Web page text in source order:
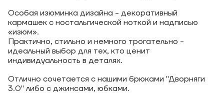
Особая изюминка дизайна - декоративный
кармашек с ностальгической ноткой и надписью
«изюм».
Практично, стильно и немного трогательно -
идеальный выбор для тех, кто ценит
индивидуальность в деталях.
Отлично сочетается с нашими брюками "Дворняги
3.0" либо с джинсами, юбками.